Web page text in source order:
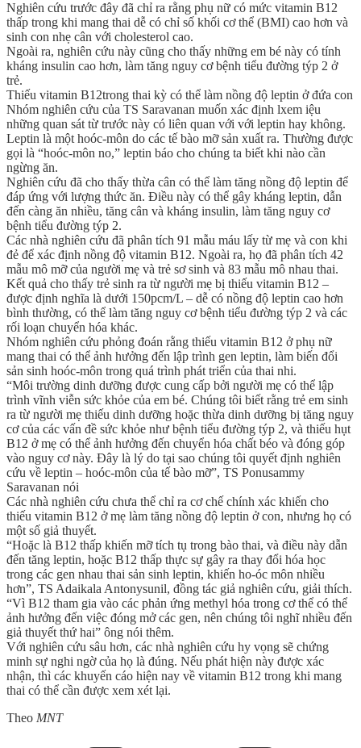
Nghiên cứu trước đây đã chỉ ra rằng phụ nữ có mức vitamin B12
thấp trong khi mang thai dễ có chỉ số khối cơ thể (BMI) cao hơn và
sinh con nhẹ cân với cholesterol cao.
Ngoài ra, nghiên cứu này cũng cho thấy những em bé này có tính
kháng insulin cao hơn, làm tăng nguy cơ bệnh tiểu đường týp 2 ở
trẻ.
Thiếu vitamin B12trong thai kỳ có thể làm nồng độ leptin ở đứa con
Nhóm nghiên cứu của TS Saravanan muốn xác định lxem iệu
những quan sát từ trước này có liên quan với với leptin hay không.
Leptin là một hoóc-môn do các tế bào mỡ sản xuất ra. Thường được
gọi là “hoóc-môn no,” leptin báo cho chúng ta biết khi nào cần
ngừng ăn.
Nghiên cứu đã cho thấy thừa cân có thể làm tăng nồng độ leptin để
đáp ứng với lượng thức ăn. Điều này có thể gây kháng leptin, dẫn
đến càng ăn nhiều, tăng cân và kháng insulin, làm tăng nguy cơ
bệnh tiểu đường týp 2.
Các nhà nghiên cứu đã phân tích 91 mẫu máu lấy từ mẹ và con khi
đẻ để xác định nồng độ vitamin B12. Ngoài ra, họ đã phân tích 42
mẫu mô mỡ của người mẹ và trẻ sơ sinh và 83 mẫu mô nhau thai.
Kết quả cho thấy trẻ sinh ra từ người mẹ bị thiếu vitamin B12 –
được định nghĩa là dưới 150pcm/L – dễ có nồng độ leptin cao hơn
bình thường, có thể làm tăng nguy cơ bệnh tiểu đường týp 2 và các
rối loạn chuyển hóa khác.
Nhóm nghiên cứu phỏng đoán rằng thiếu vitamin B12 ở phụ nữ
mang thai có thể ảnh hưởng đến lập trình gen leptin, làm biến đổi
sản sinh hoóc-môn trong quá trình phát triển của thai nhi.
“Môi trường dinh dưỡng được cung cấp bởi người mẹ có thể lập
trình vĩnh viễn sức khỏe của em bé. Chúng tôi biết rằng trẻ em sinh
ra từ người mẹ thiếu dinh dưỡng hoặc thừa dinh dưỡng bị tăng nguy
cơ của các vấn đề sức khỏe như bệnh tiểu đường týp 2, và thiếu hụt
B12 ở mẹ có thể ảnh hưởng đến chuyển hóa chất béo và đóng góp
vào nguy cơ này. Đây là lý do tại sao chúng tôi quyết định nghiên
cứu về leptin – hoóc-môn của tế bào mỡ”, TS Ponusammy
Saravanan nói
Các nhà nghiên cứu chưa thể chỉ ra cơ chế chính xác khiến cho
thiếu vitamin B12 ở mẹ làm tăng nồng độ leptin ở con, nhưng họ có
một số giả thuyết.
“Hoặc là B12 thấp khiến mỡ tích tụ trong bào thai, và điều này dẫn
đến tăng leptin, hoặc B12 thấp thực sự gây ra thay đổi hóa học
trong các gen nhau thai sản sinh leptin, khiến ho-óc môn nhiều
hơn”, TS Adaikala Antonysunil, đồng tác giả nghiên cứu, giải thích.
“Vì B12 tham gia vào các phản ứng methyl hóa trong cơ thể có thể
ảnh hưởng đến việc đóng mở các gen, nên chúng tôi nghĩ nhiều đến
giả thuyết thứ hai” ông nói thêm.
Với nghiên cứu sâu hơn, các nhà nghiên cứu hy vọng sẽ chứng
minh sự nghi ngờ của họ là đúng. Nếu phát hiện này được xác
nhận, thì các khuyến cáo hiện nay về vitamin B12 trong khi mang
thai có thể cần được xem xét lại.
Theo MNT